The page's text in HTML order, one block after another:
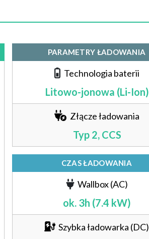
PARAMETRY ŁADOWANIA
Technologia baterii
Litowo-jonowa (Li-Ion)
Złącze ładowania
Typ 2, CCS
CZAS ŁADOWANIA
Wallbox (AC)
ok. 3h (7.4 kW)
Szybka ładowarka (DC)